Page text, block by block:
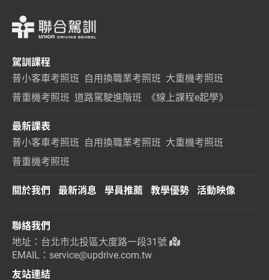
駕訓課程
普小客車考照班 自用換職業考照班 大重機考照班
普重機考照班 道路駕駛進階班 《線上課程e起學》
最新課表
普小客車考照班 自用換職業考照班 大重機考照班
普重機考照班
關於我們 最新消息 學員推薦 教學優勢 活動映像
聯絡我們
地址：台北市北投區大度路一段31號
EMAIL：service@updrive.com.tw
友站連結